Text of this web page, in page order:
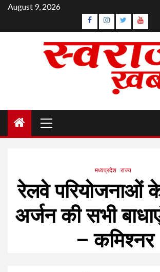
Skip
content
August 9, 2026
Facebook
Instagram
Twitter
Menu
मध्यप्रदेश राज्य
रेलवे परियोजनाओं
अर्जन की सभी
– कमिश्नर